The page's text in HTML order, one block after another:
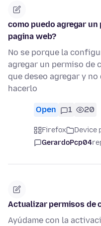
como puedo agregar un
pagina web?
No se porque la
agregar un permiso de
que deseo agregar y
hacerlo
Open 1 20
Firefox Device
GerardoPcp04
Actualizar permisos de
Ayúdame con la